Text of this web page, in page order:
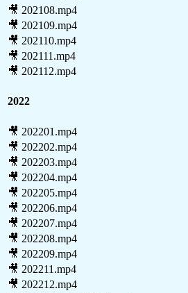
🎥 202108.mp4
🎥 202109.mp4
🎥 202110.mp4
🎥 202111.mp4
🎥 202112.mp4
2022
🎥 202201.mp4
🎥 202202.mp4
🎥 202203.mp4
🎥 202204.mp4
🎥 202205.mp4
🎥 202206.mp4
🎥 202207.mp4
🎥 202208.mp4
🎥 202209.mp4
🎥 202211.mp4
🎥 202212.mp4